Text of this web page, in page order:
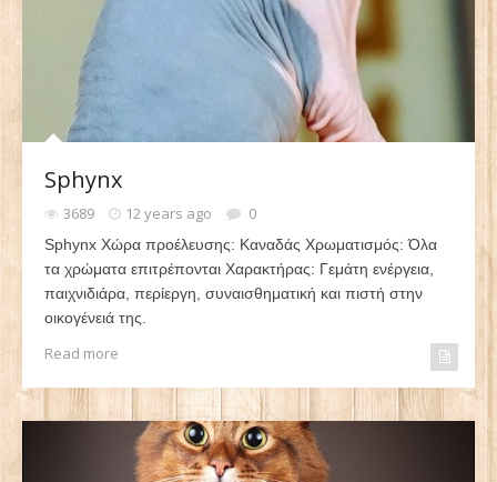
Sphynx
3689 12 years ago 0
Sphynx Χώρα προέλευσης: Καναδάς Χρωματισμός: Όλα
τα χρώματα επιτρέπονται Χαρακτήρας: Γεμάτη ενέργεια,
παιχνιδιάρα, περίεργη, συναισθηματική και πιστή στην
οικογένειά της.
Read more